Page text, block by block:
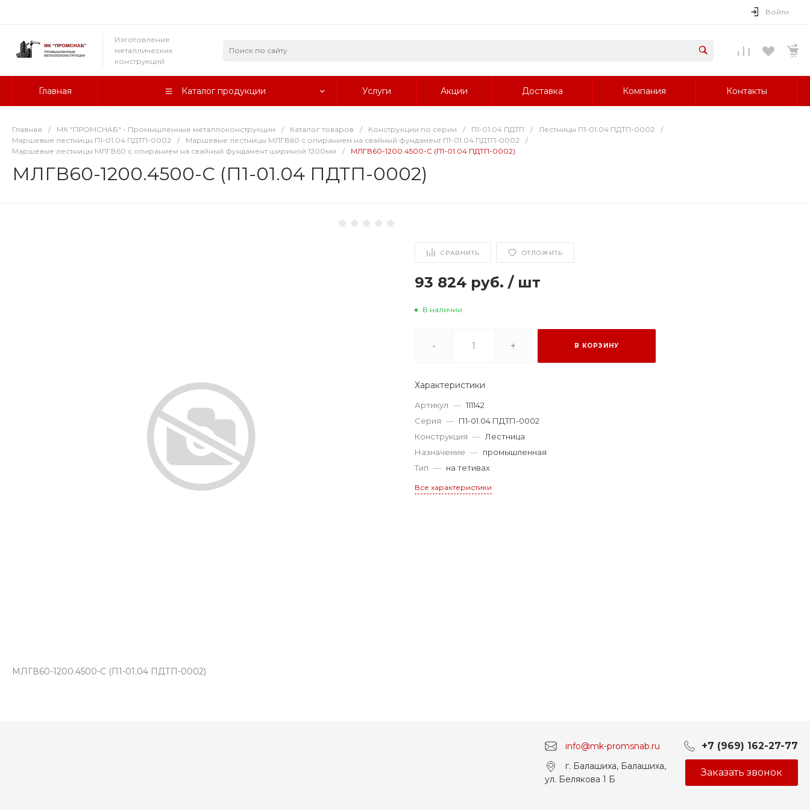
Войти
Изготовление
металлических
конструкций
Главная Каталог продукции Услуги Акции Доставка Компания Контакты
Главная / МК "ПРОМСНАБ" - Промышленные металлоконструкции / Каталог товаров / Конструкции по серии / П1-01.04 ПДТП / Лестницы П1-01.04 ПДТП-0002
/
Маршевые лестницы П1-01.04 ПДТП-0002
/ Маршевые лестницы МЛГВ60 с опиранием на свайный фундамент П1-01.04 ПДТП-0002
/
Маршевые лестницы МЛГВ60 с опиранием на свайный фундамент шириной 1200мм
/ МЛГВ60-1200.4500-С (П1-01.04 ПДТП-0002)
МЛГВ60-1200.4500-С (П1-01.04 ПДТП-0002)
СРАВНИТЬ ОТЛОЖИТЬ
93 824 руб. / шт
В наличии
- + В КОРЗИНУ
Характеристики
Артикул — 111142
Серия — П1-01.04 ПДТП-0002
Конструкция — Лестница
Назначение — промышленная
Тип — на тетивах
Все характеристики
МЛГВ60-1200.4500-С (П1-01.04 ПДТП-0002)
info@mk-promsnab.ru +7 (969) 162-27-77
г. Балашиха, Балашиха,
ул. Белякова 1 Б
Заказать звонок